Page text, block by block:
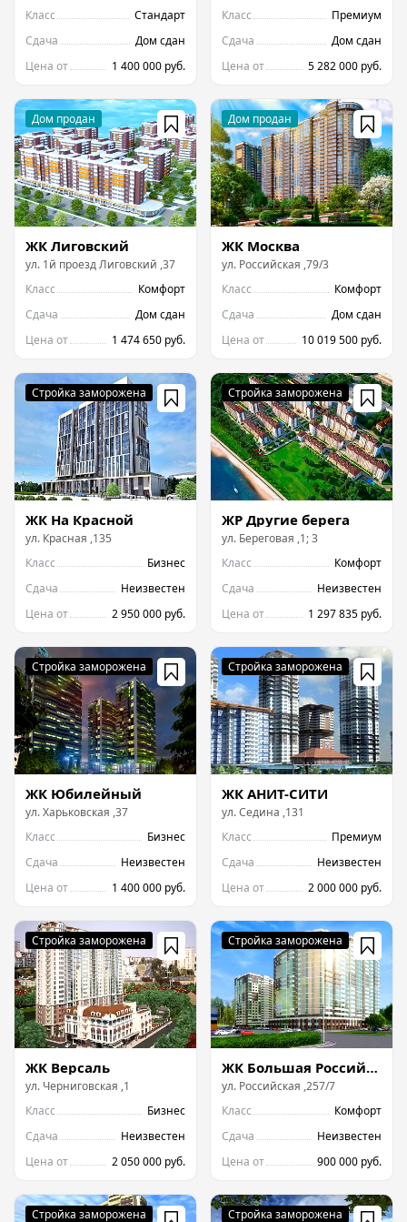
Класс
Стандарт
Сдача
Дом сдан
Цена от
1 400 000 руб.
Класс
Премиум
Сдача
Дом сдан
Цена от
5 282 000 руб.
ЖК Лиговский
ул. 1й проезд Лиговский ,37
Класс
Комфорт
Сдача
Дом сдан
Цена от
1 474 650 руб.
ЖК Москва
ул. Российская ,79/3
Класс
Комфорт
Сдача
Дом сдан
Цена от
10 019 500 руб.
ЖК На Красной
ул. Красная ,135
Класс
Бизнес
Сдача
Неизвестен
Цена от
2 950 000 руб.
ЖР Другие берега
ул. Береговая ,1; 3
Класс
Комфорт
Сдача
Неизвестен
Цена от
1 297 835 руб.
ЖК Юбилейный
ул.Харьковская ,37
Класс
Бизнес
Сдача
Неизвестен
Цена от
1 400 000 руб.
ЖК АНИТ-СИТИ
ул.Седина ,131
Класс
Премиум
Сдача
Неизвестен
Цена от
2 000 000 руб.
ЖК Версаль
ул. Черниговская ,1
Класс
Бизнес
Сдача
Неизвестен
Цена от
2 050 000 руб.
ЖК Большая Российская
ул. Российская ,257/7
Класс
Комфорт
Сдача
Неизвестен
Цена от
900 000 руб.